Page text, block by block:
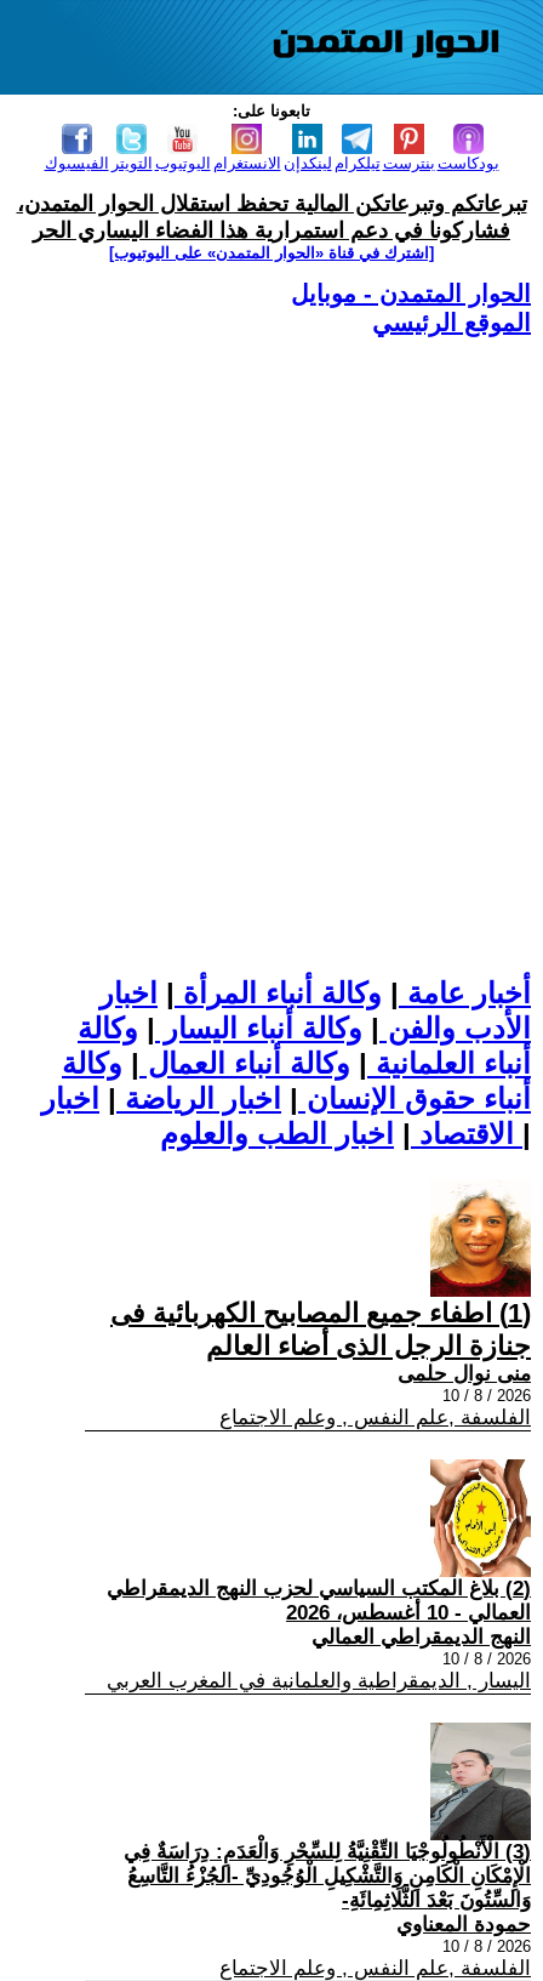
تابعونا على:
الفيسبوك التويتر اليوتيوب الانستغرام لينكدإن تيلكرامبنترست بودكاست
تبرعاتكم وتبرعاتكن المالية تحفظ استقلال الحوار المتمدن،
فشاركونا في دعم استمرارية هذا الفضاء اليساري الحر
[اشترك في قناة ‫«الحوار المتمدن» على اليوتيوب]
الحوار المتمدن - موبايل
الموقع الرئيسي
أخبار عامة | وكالة أنباء المرأة | اخبار
الأدب والفن | وكالة أنباء اليسار | وكالة
أنباء العلمانية | وكالة أنباء العمال | وكالة
أنباء حقوق الإنسان | اخبار الرياضة | اخبار
الاقتصاد | |
(1) اطفاء جميع المصابيح الكهربائية فى
جنازة الرجل الذى أضاء العالم
منى نوال حلمى
2026 / 8 / 10
الفلسفة ,علم النفس , وعلم الاجتماع
(2) بلاغ المكتب السياسي لحزب النهج الديمقراطي
العمالي - 10 أغسطس، 2026
النهج الديمقراطي العمالي
2026 / 8 / 10
اليسار , الديمقراطية والعلمانية في المغرب العربي
(3) الْأَنْطُولُوجْيَا التِّقْنِيَّةُ لِلسِّحْرِ وَالْعَدَمِ: دِرَاسَةٌ فِي
الْإِمْكَانِ الْكَامِنِ وَالتَّشْكِيلِ الْوُجُودِيِّ -الجُزْءُ التَّاسِعُ
وَالسِّتُونَ بَعْدَ الثَّلَاثِمِائَةِ-
حمودة المعناوي
2026 / 8 / 10
الفلسفة ,علم النفس , وعلم الاجتماع